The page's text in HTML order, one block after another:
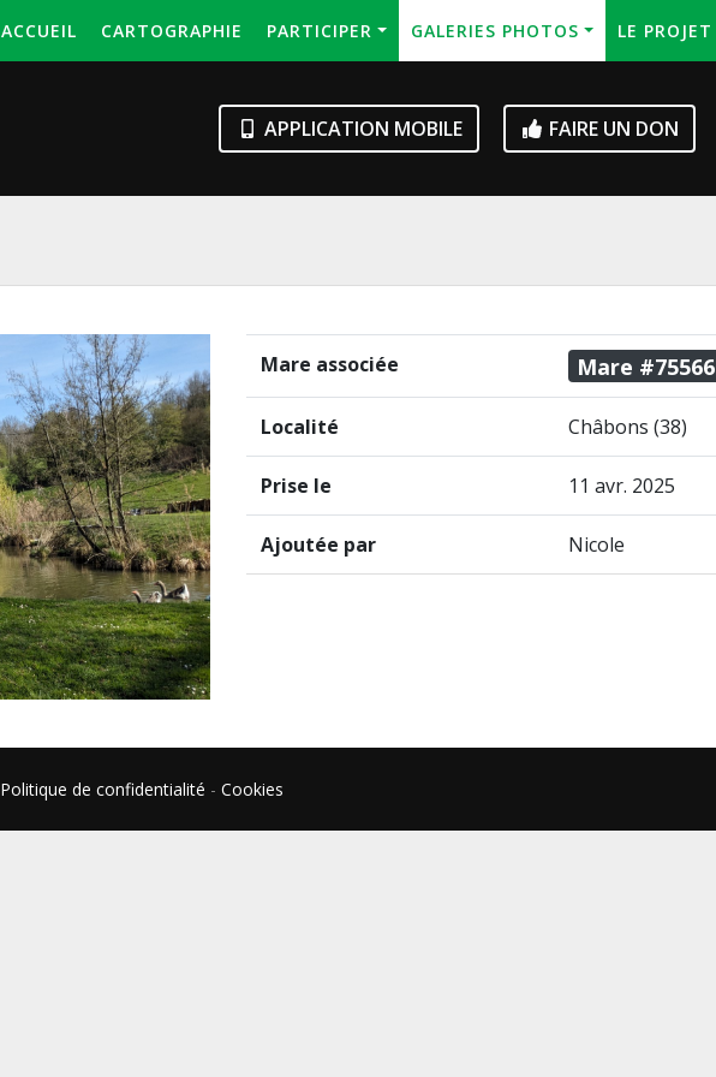
ACCUEIL CARTOGRAPHIE PARTICIPER GALERIES PHOTOS LE PROJET
APPLICATION MOBILE FAIRE UN DON
Mare associée Mare #75566
Localité Châbons (38)
Prise le 11 avr. 2025
Ajoutée par Nicole
Politique de confidentialité - Cookies